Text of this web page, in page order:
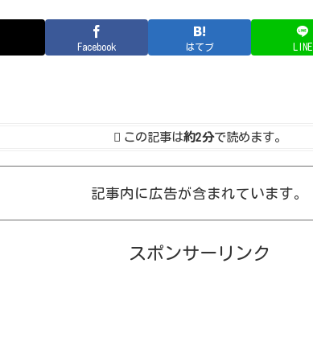
Facebook はてブ LINE
この記事は約2分で読めます。
記事内に広告が含まれています。
スポンサーリンク